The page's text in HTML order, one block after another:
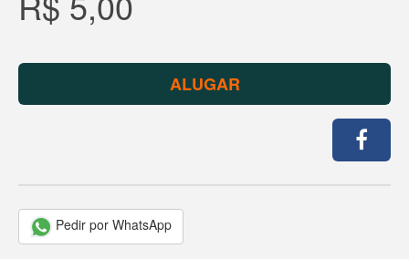
ALUGAR
Pedir por WhatsApp